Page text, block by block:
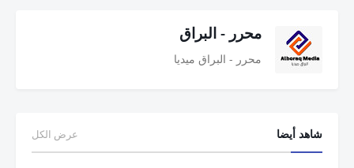
محرر - البراق
محرر - البراق ميديا
شاهد أيضا عرض الكل